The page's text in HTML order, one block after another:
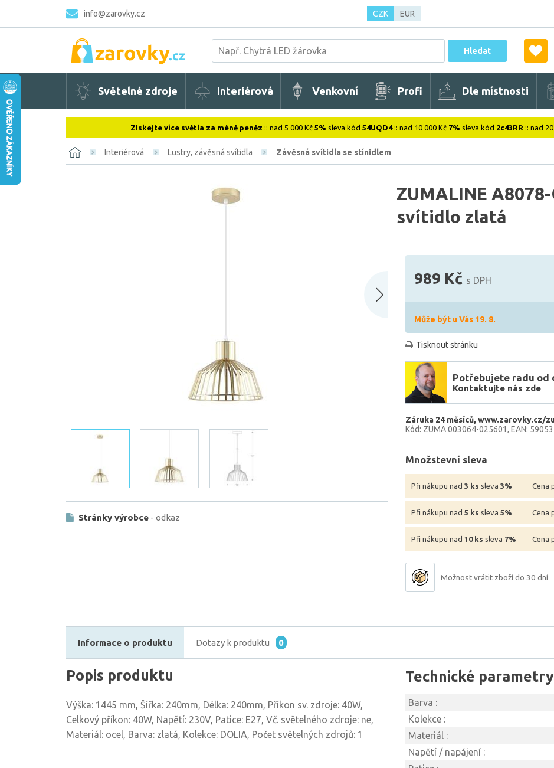
info@zarovky.cz CZK EUR
Hledat
Světelné zdroje Interiérová Venkovní Profi Dle místnosti
Získejte více světla za méně peněz :: nad 5 000 Kč 5% sleva kód 54UQD4:: nad 10 000 Kč 7% sleva kód 2c43RR :: nad
Interiérová Lustry, závěsná svítidla Závěsná svítidla se stínidlem
ZUMALINE
svítidlo zlatá
Stránky výrobce - odkaz
989 Kč s DPH
Může být u Vás 19. 8.
Tisknout stránku
Potřebujete radu od
Kontaktujte nás zde
Záruka 24 měsíců www.zarovky.cz/
Kód: ZUMA 003064-025601 EAN:
Množstevní sleva
Při nákupu nad 3 ks sleva 3% Cena
Při nákupu nad 5 ks sleva 5% Cena
Při nákupu nad 10 ks sleva 7% Cena
Možnost vrátit zboží do 30 dní
Informace o produktu Dotazy k produktu 0
Popis produktu
Výška: 1445 mm, Šířka: 240mm, Délka: 240mm, Příkon sv. zdroje: 40W,
Celkový příkon: 40W, Napětí: 230V, Patice: E27, Vč. světelného zdroje: ne,
Materiál: ocel, Barva: zlatá, Kolekce: DOLIA, Počet světelných zdrojů: 1
Technické parametry
Barva :
Kolekce :
Materiál :
Napětí / napájení :